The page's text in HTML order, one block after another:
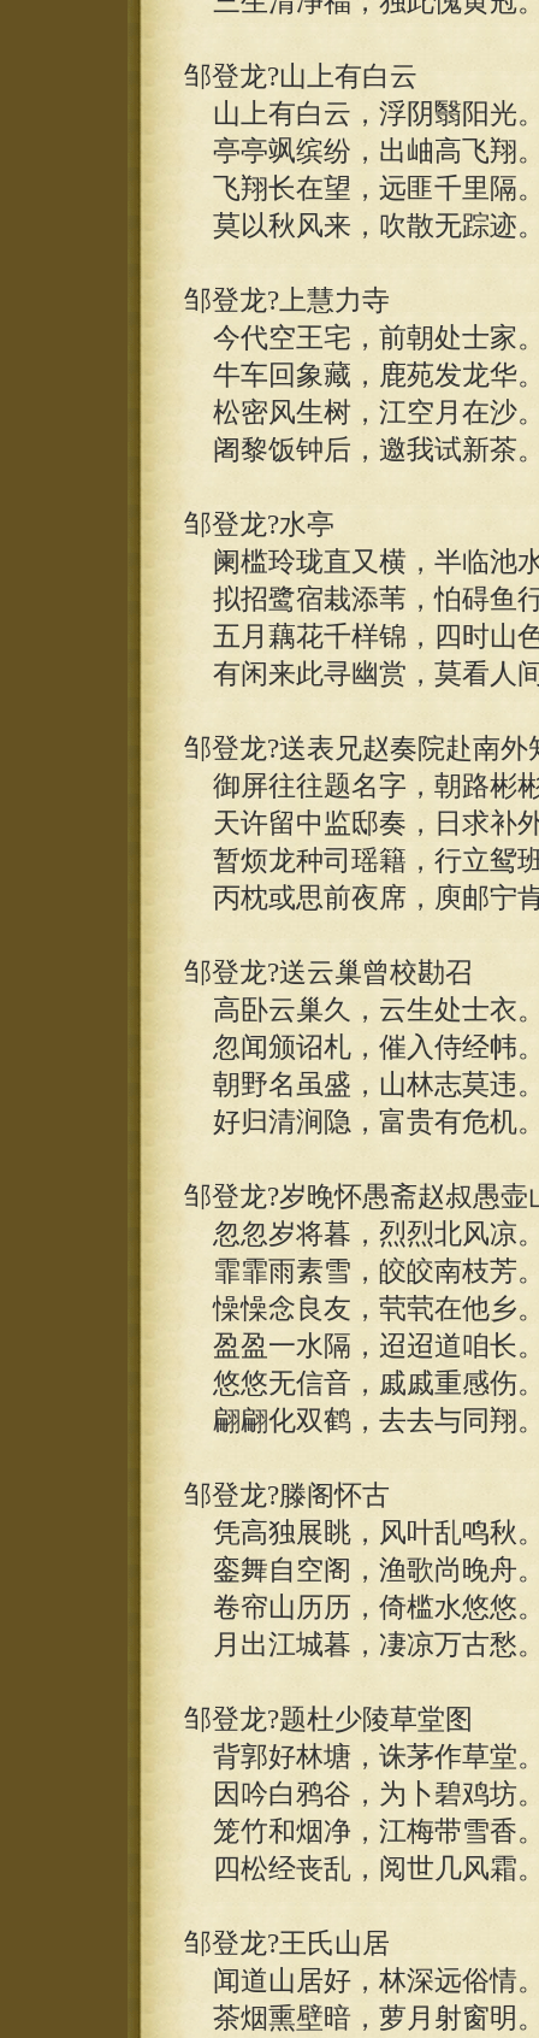
邹登龙?山上有白云
山上有白云，浮阴翳阳光
亭亭飒缤纷，出岫高飞翔
飞翔长在望，远匪千里隔
莫以秋风来，吹散无踪迹
邹登龙?上慧力寺
今代空王宅，前朝处士家
牛车回象藏，鹿苑发龙华
松密风生树，江空月在沙
阇黎饭钟后，邀我试新茶
邹登龙?水亭
阑槛玲珑直又横，半临池
拟招鹭宿栽添苇，怕碍鱼
五月藕花千样锦，四时山
有闲来此寻幽赏，莫看人
邹登龙?送表兄赵奏院赴南外
御屏往往题名字，朝路彬
天许留中监邸奏，日求补
暂烦龙种司瑶籍，行立鸳
丙枕或思前夜席，庾邮宁
邹登龙?送云巢曾校勘召
高卧云巢久，云生处士衣
忽闻颁诏札，催入侍经帏
朝野名虽盛，山林志莫违
好归清涧隐，富贵有危机
邹登龙?岁晚怀愚斋赵叔愚壶
忽忽岁将暮，烈烈北风凉
霏霏雨素雪，皎皎南枝芳
懆懆念良友，茕茕在他乡
盈盈一水隔，迢迢道咱长
悠悠无信音，戚戚重感伤
翩翩化双鹤，去去与同翔
邹登龙?滕阁怀古
凭高独展眺，风叶乱鸣秋
銮舞自空阁，渔歌尚晚舟
卷帘山历历，倚槛水悠悠
月出江城暮，凄凉万古愁
邹登龙?题杜少陵草堂图
背郭好林塘，诛茅作草堂
因吟白鸦谷，为卜碧鸡坊
笼竹和烟净，江梅带雪香
四松经丧乱，阅世几风霜
邹登龙?王氏山居
闻道山居好，林深远俗情
茶烟熏壁暗，萝月射窗明